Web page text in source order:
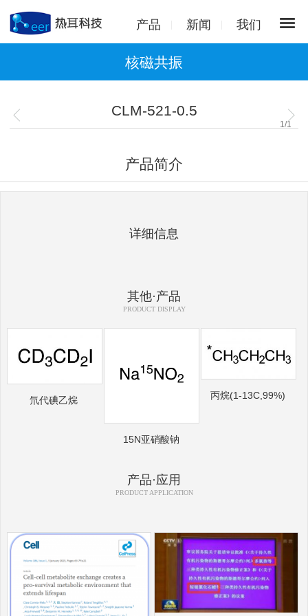
产品 新闻 我们
核磁共振
CLM-521-0.5
1 /1
产品简介
详细信息
其他·产品
PRODUCT DISPLAY
氘代碘乙烷
15N亚硝酸钠
丙烷(1-13C,99%)
产品·应用
PRODUCT APPLICATION